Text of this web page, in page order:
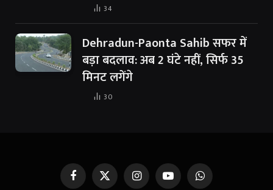
34
Dehradun-Paonta Sahib सफर में
बड़ा बदलाव: अब 2 घंटे नहीं, सिर्फ 35
मिनट लगेंगे
30
FacebookX
InstagramYouTubeWhatsApp